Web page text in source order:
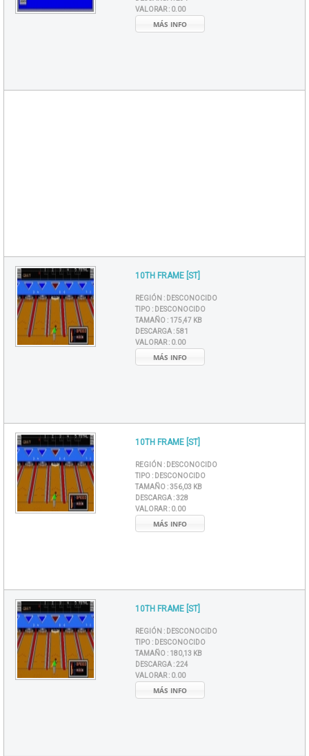
VALORAR : 0.00
MÁS INFO
10TH FRAME [ST]
REGIÓN : DESCONOCIDO
TIPO : DESCONOCIDO
TAMAÑO : 175,47 KB
DESCARGA :581
VALORAR : 0.00
MÁS INFO
10TH FRAME [ST]
REGIÓN : DESCONOCIDO
TIPO : DESCONOCIDO
TAMAÑO :356,03 KB
DESCARGA :328
VALORAR : 0.00
MÁS INFO
10TH FRAME [ST]
REGIÓN : DESCONOCIDO
TIPO : DESCONOCIDO
TAMAÑO : 180,13 KB
DESCARGA :224
VALORAR : 0.00
MÁS INFO